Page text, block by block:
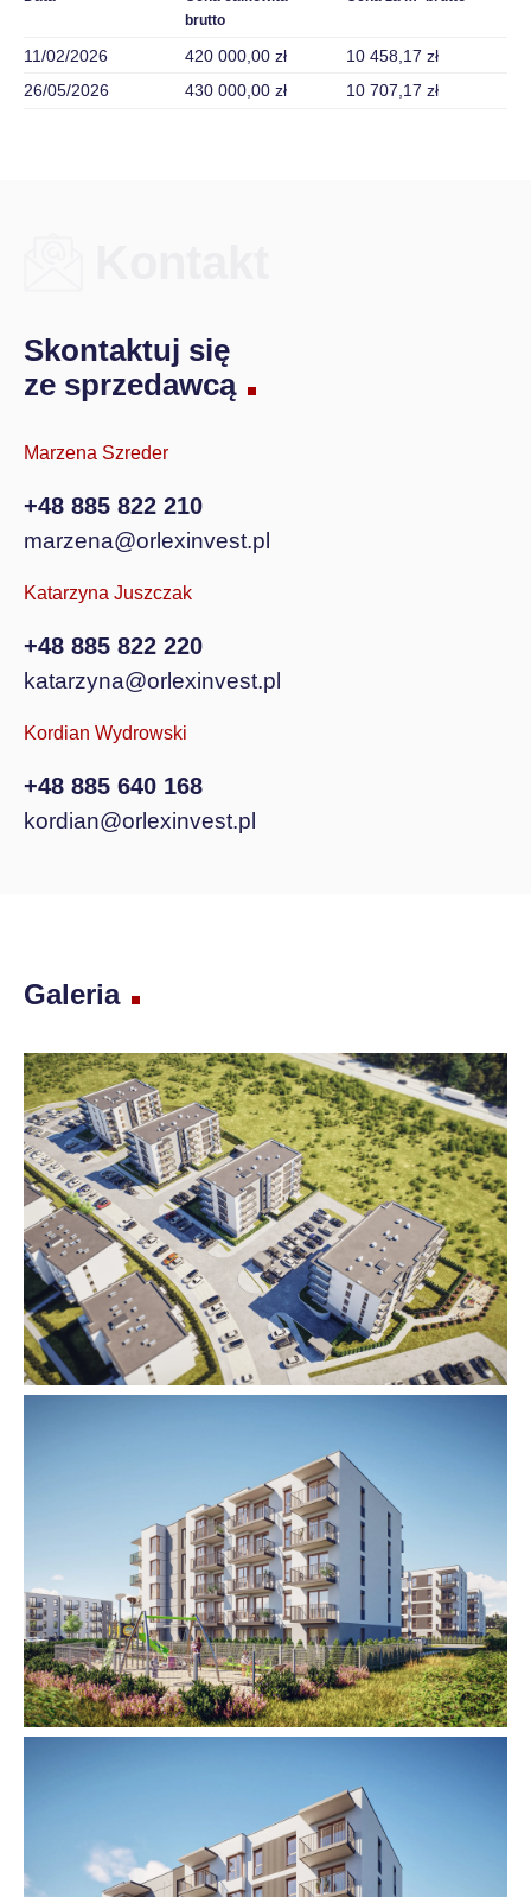
brutto
11/02/2026 420 000,00 zł
10 458,17 zł
26/05/2026
430 000,00 zł 10 707,17 zł
Skontaktuj się
ze sprzedawcą
Marzena Szreder
+48 885 822 210
marzena@orlexinvest.pl
Katarzyna Juszczak
+48 885 822 220
katarzyna@orlexinvest.pl
Kordian Wydrowski
+48 885 640 168
kordian@orlexinvest.pl
Galeria